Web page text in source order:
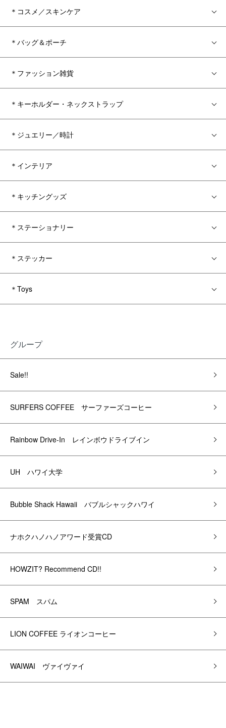
＊コスメ／スキンケア
＊バッグ＆ポーチ
＊ファッション雑貨
＊キーホルダー・ネックストラップ
＊ジュエリー／時計
＊インテリア
＊キッチングッズ
＊ステーショナリー
＊ステッカー
＊Toys
グループ
Sale!!
SURFERS COFFEE サーファーズコーヒー
Rainbow Drive-In レインボウドライブイン
UH ハワイ大学
Bubble Shack Hawaii バブルシャックハワイ
ナホクハノハノアワード受賞CD
HOWZIT? Recommend CD!!
SPAM スパム
LION COFFEE ライオンコーヒー
WAIWAI ヴァイヴァイ